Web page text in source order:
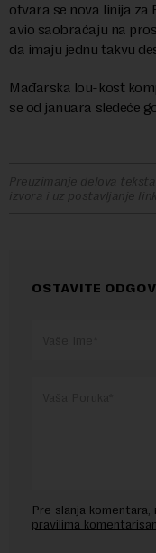
otvara se nova linija za
avio saobraćaju na
da imaju jednu takvu
Mađarska lou-kost
se od januara sledeće
Preuzimanje delova
izvora i uz postavljanje
OSTAVITE
Pre slanja
pravilima